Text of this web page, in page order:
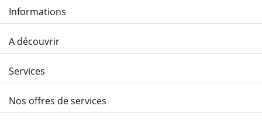
Informations
A découvrir
Services
Nos offres de services